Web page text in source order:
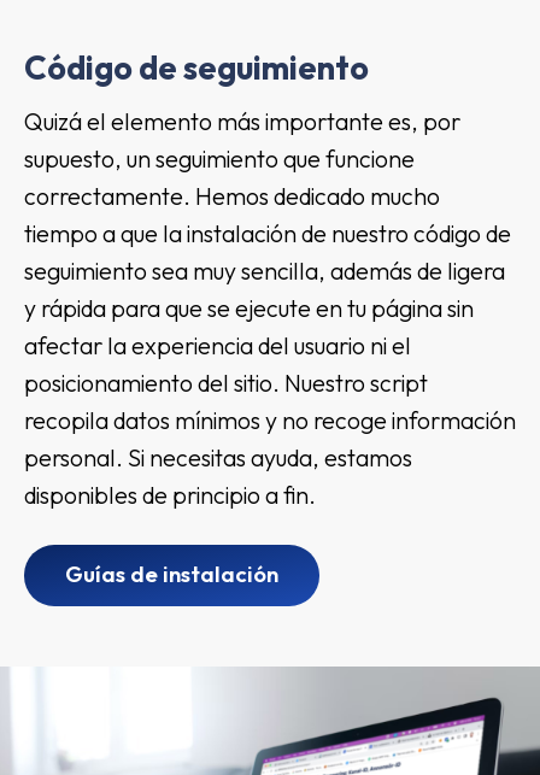
Código de seguimiento
Quizá el elemento más importante es, por
supuesto, un seguimiento que funcione
correctamente. Hemos dedicado mucho
tiempo a que la instalación de nuestro código de
seguimiento sea muy sencilla, además de ligera
y rápida para que se ejecute en tu página sin
afectar la experiencia del usuario ni el
posicionamiento del sitio. Nuestro script
recopila datos mínimos y no recoge información
personal. Si necesitas ayuda, estamos
disponibles de principio a fin.
Guías de instalación